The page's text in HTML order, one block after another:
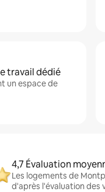
travail dédié
un espace de
4,7 Évaluation
Les logements de
d'après l'évaluation des